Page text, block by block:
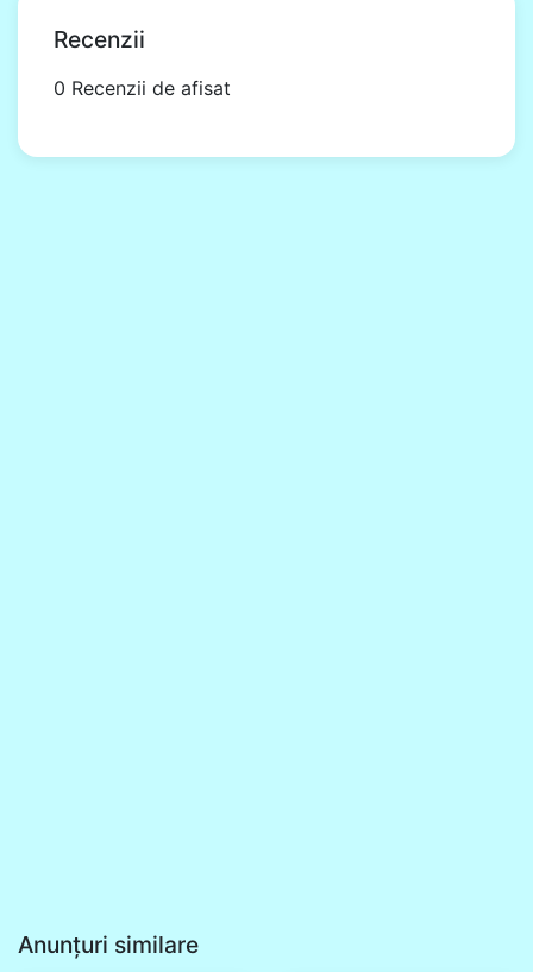
Recenzii
0 Recenzii de afisat
Anunțuri similare